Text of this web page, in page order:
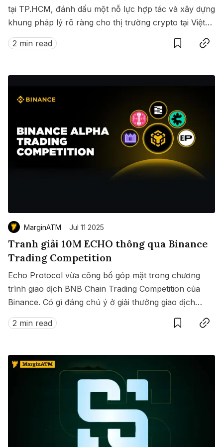
tại TP.HCM, đánh dấu một nỗ lực hợp tác và xây dựng
khung pháp lý rõ ràng cho thị trường crypto tại Việt
Nam.
2 min read
SaveCopy link
MarginATM Jul 11 2025
Tranh giải 10M ECHO thông qua Binance
Trading Competition
Echo Protocol vừa công bố góp mặt trong chương
trình giao dịch BNB Chain Trading Competition của
Binance. Có gì đáng chú ý ở giải thưởng giao dịch
này?
2 min read
SaveCopy link